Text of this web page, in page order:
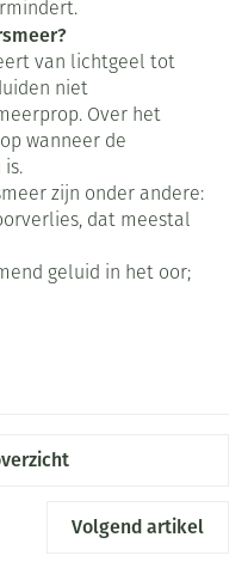
van lichtgeel tot
niet
Over het
wanneer de
is.
zijn onder andere:
dat meestal
geluid in het oor;
Volgend artikel